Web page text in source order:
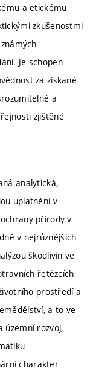
a etickému
zkušenostmi
Je schopen
za získané
a
zjištěné
analytická,
uplatnění v
přírody v
v nejrůznějších
škodlivin ve
řetězcích,
prostředí a
a to ve
územní rozvoj,
charakter